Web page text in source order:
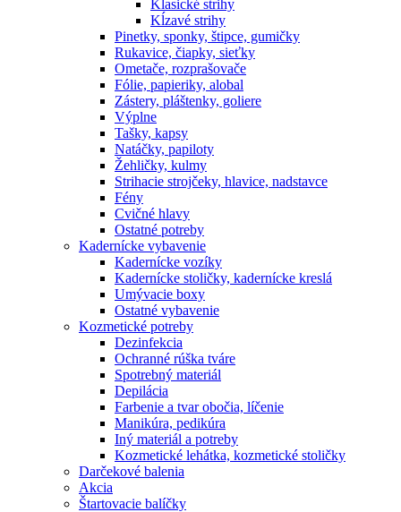
Klasické strihy
Kĺzavé strihy
Pinetky, sponky, štipce, gumičky
Rukavice, čiapky, sieťky
Ometače, rozprašovače
Fólie, papieriky, alobal
Zástery, pláštenky, goliere
Výplne
Tašky, kapsy
Natáčky, papiloty
Žehličky, kulmy
Strihacie strojčeky, hlavice, nadstavce
Fény
Cvičné hlavy
Ostatné potreby
Kadernícke vybavenie
Kadernícke vozíky
Kadernícke stoličky, kadernícke kreslá
Umývacie boxy
Ostatné vybavenie
Kozmetické potreby
Dezinfekcia
Ochranné rúška tváre
Spotrebný materiál
Depilácia
Farbenie a tvar obočia, líčenie
Manikúra, pedikúra
Iný materiál a potreby
Kozmetické lehátka, kozmetické stoličky
Darčekové balenia
Akcia
Štartovacie balíčky